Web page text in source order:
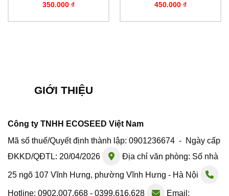
350.000 ₫ 450.000 ₫
GIỚI THIỆU
Công ty TNHH ECOSEED Việt Nam
Mã số thuế/Quyết định thành lập: 0901236674 - Ngày cấp
ĐKKD/QĐTL: 20/04/2026
Địa chỉ văn phòng: Số nhà
25 ngõ 107 Vĩnh Hưng, phường Vĩnh Hưng - Hà Nội
Hotline: 0902.007.668 - 0399.616.628
Email: